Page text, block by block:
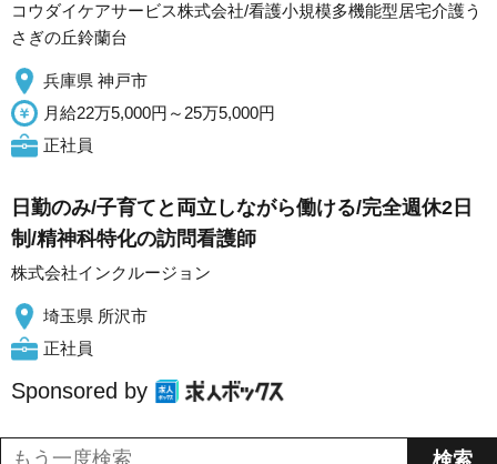
コウダイケアサービス株式会社/看護小規模多機能型居宅介護う
さぎの丘鈴蘭台
兵庫県 神戸市
月給22万5,000円～25万5,000円
正社員
日勤のみ/子育てと両立しながら働ける/完全週休2日
制/精神科特化の訪問看護師
株式会社インクルージョン
埼玉県 所沢市
正社員
Sponsored by